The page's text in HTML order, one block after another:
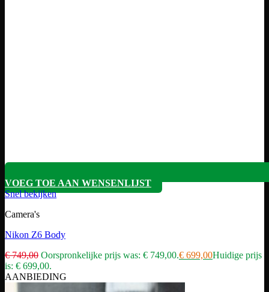
VOEG TOE AAN WENSENLIJST
Snel bekijken
Camera's
Nikon Z6 Body
€749,00 Oorspronkelijke prijs was: € 749,00.€ 699,00Huidige prijs
is: € 699,00.
AANBIEDING